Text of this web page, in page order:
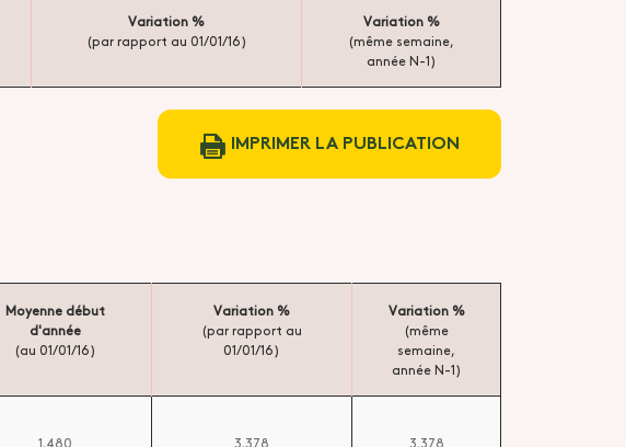
Variation %
(par rapport au 01/01/16)
Variation %
(même semaine,
année N-1)
IMPRIMER LA PUBLICATION
Moyenne début
d'année
(au 01/01/16)
Variation %
(par rapport au
01/01/16)
Variation %
(même
semaine,
année N-1)
1.480 3.378 3.378